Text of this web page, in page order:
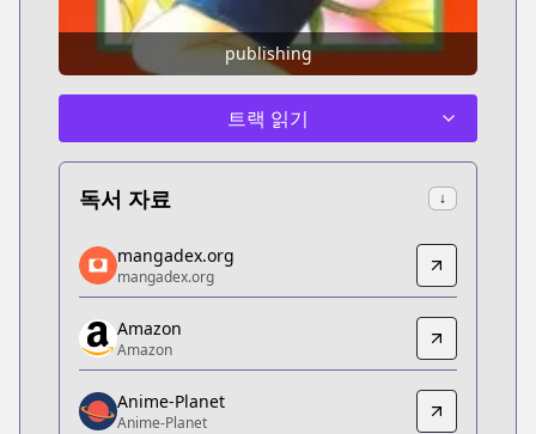
publishing
트랙 읽기
독서 자료 ↓
mangadex.org
mangadex.org
https://mangadex.org/title/9356fa3f-9ecd-4ff7-
Amazon
Amazon
https://www.amazon.co.jp/gp/product/
Anime-Planet
mangadex.org
mangadex.org
Amazon
Amazon
Anime-Planet
Anime-Planet